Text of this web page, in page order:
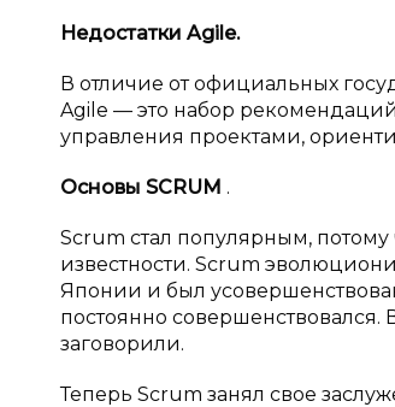
Недостатки Agile.
В отличие от официальных
Agile — это набор
управления проектами,
Основы SCRUM .
Scrum стал популярным, потому
известности. Scrum
Японии и был
постоянно совершенствовался.
заговорили.
Теперь Scrum занял свое